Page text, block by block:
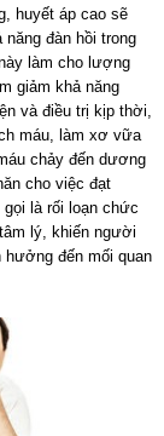
huyết áp cao sẽ
đàn hồi trong
làm cho lượng
giảm khả năng
và điều trị kịp thời,
máu, làm xơ vữa
chảy đến dương
cho việc đạt
là rối loạn chức
lý, khiến người
hưởng đến mối quan